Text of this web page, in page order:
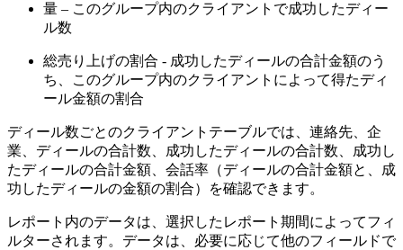
量 – このグループ内のクライアントで成功したディー
ル数
総売り上げの割合 - 成功したディールの合計金額のう
ち、このグループ内のクライアントによって得たディ
ール金額の割合
ディール数ごとのクライアントテーブルでは、連絡先、企
業、ディールの合計数、成功したディールの合計数、成功し
たディールの合計金額、会話率（ディールの合計金額と、成
功したディールの金額の割合）を確認できます。
レポート内のデータは、選択したレポート期間によってフィ
ルターされます。データは、必要に応じて他のフィールドで